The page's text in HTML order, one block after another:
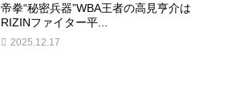
帝拳“秘密兵器”WBA王者の高見亨介は
RIZINファイター平...
2025.12.17